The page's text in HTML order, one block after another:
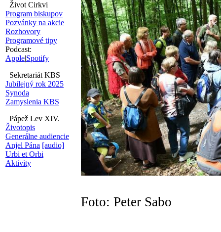
Život Cirkvi
Program biskupov
Pozvánky na akcie
Rozhovory
Programové tipy
Podcast:
Apple|Spotify
Sekretariát KBS
Jubilejný rok 2025
Synoda
Zamyslenia KBS
Pápež Lev XIV.
Životopis
Generálne audiencie
Anjel Pána [audio]
Urbi et Orbi
Aktivity
Foto: Peter Sabo